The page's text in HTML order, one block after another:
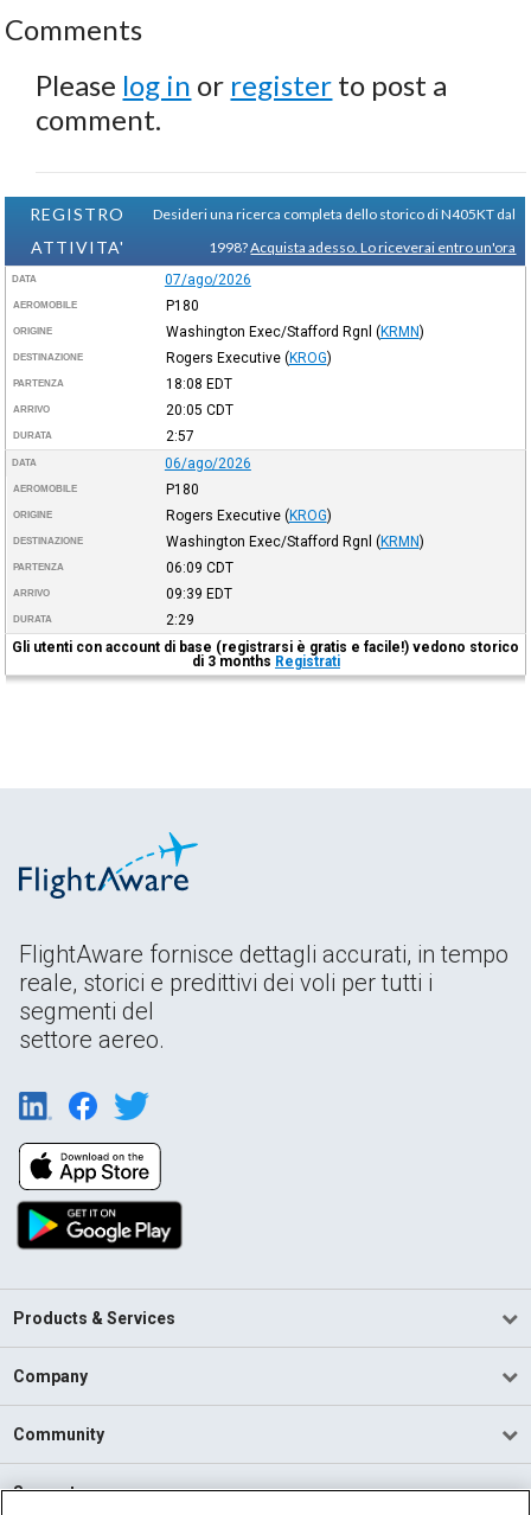
Comments
Please log in or register to post a
comment.
REGISTRO
ATTIVITA'
Desideri una ricerca completa dello storico di N405KT dal
1998?Acquista adesso. Lo riceverai entro un'ora
DATA 07/ago/2026
AEROMOBILE P180
ORIGINE Washington Exec/Stafford Rgnl (KRMN)
DESTINAZIONE Rogers Executive (KROG)
PARTENZA 18:08 EDT
ARRIVO 20:05 CDT
DURATA 2:57
DATA 06/ago/2026
AEROMOBILE P180
ORIGINE Rogers Executive (KROG)
DESTINAZIONE Washington Exec/Stafford Rgnl (KRMN)
PARTENZA 06:09 CDT
ARRIVO 09:39 EDT
DURATA
2:29
Gli utenti con account di base (registrarsi è gratis e facile!) vedono storico
di 3 months Registrati
FlightAware fornisce dettagli accurati, in tempo
reale, storici e predittivi dei voli per tutti i
segmenti del
settore aereo.
Products & Services
Company
Community
Support